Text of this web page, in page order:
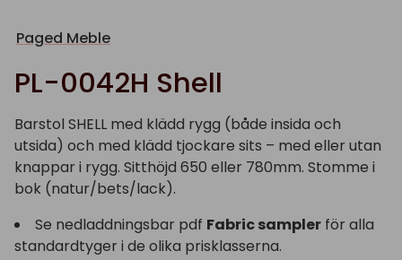
Paged Meble
PL-0042H Shell
Barstol SHELL med klädd rygg (både insida och
utsida) och med klädd tjockare sits – med eller utan
knappar i rygg. Sitthöjd 650 eller 780mm. Stomme i
bok (natur/bets/lack).
Se nedladdningsbar pdf Fabric sampler för alla
standardtyger i de olika prisklasserna.